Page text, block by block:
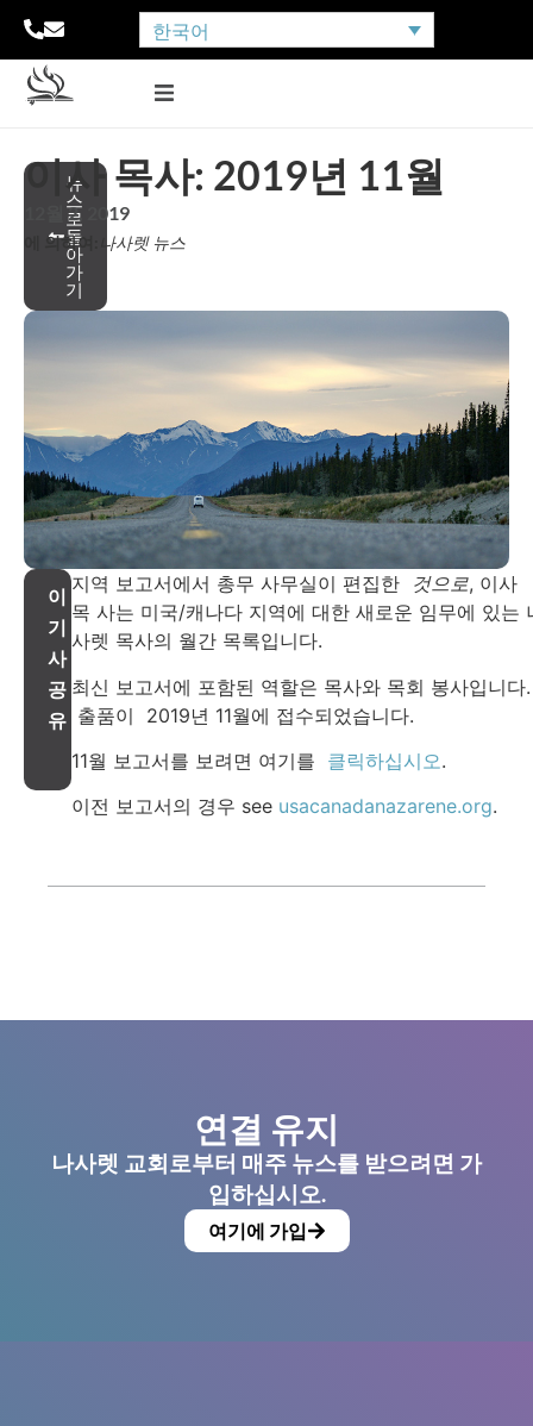
한국어
뉴
스
로
돌
아
가
기
이사 목사: 2019년 11월
12월 2, 2019
에 의하여: 나사렛 뉴스
이
기
사
공
유
지역 보고서에서 총무 사무실이 편집한 것으로, 이사
목 사는 미국/캐나다 지역에 대한 새로운 임무에 있는
사렛 목사의 월간 목록입니다.
최신 보고서에 포함된 역할은 목사와 목회 봉사입니다.
출품이 2019년 11월에 접수되었습니다.
11월 보고서를 보려면 여기를 클릭하십시오.
이전 보고서의 경우 see usacanadanazarene.org.
연결 유지
나사렛 교회로부터 매주 뉴스를 받으려면 가
입하십시오.
여기에 가입